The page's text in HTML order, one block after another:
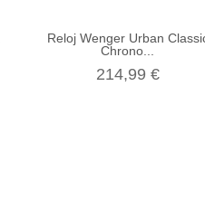
Reloj Wenger Urban
Chrono...
214,99 €